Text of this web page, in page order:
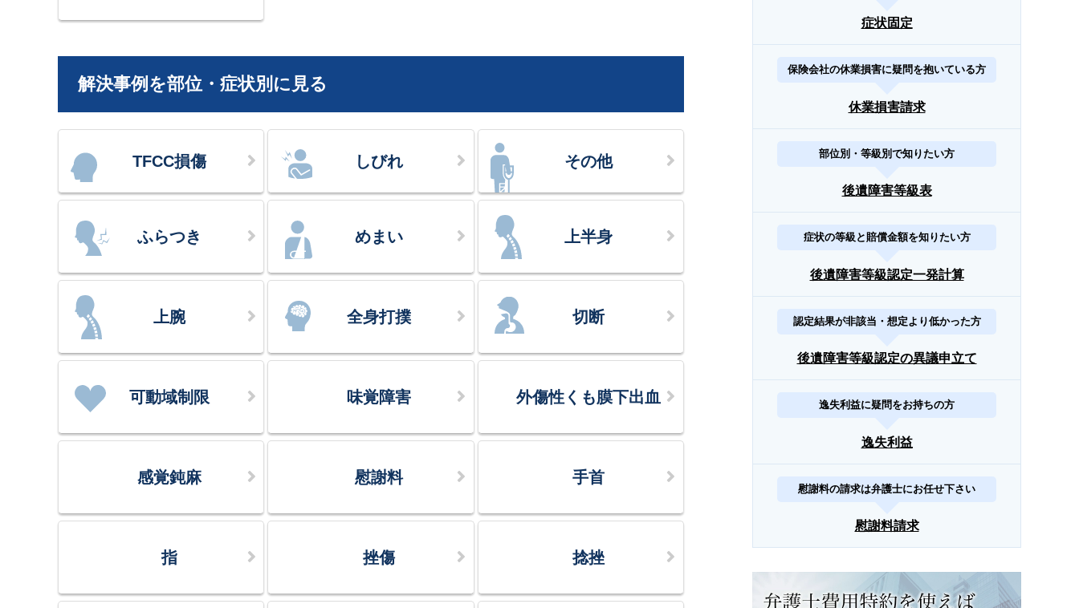
解決事例を部位・症状別に見る
TFCC損傷 しびれ その他
ふらつき めまい 上半身
上腕 全身打撲 切断
可動域制限 味覚障害 外傷性くも膜下出血
感覚鈍麻 慰謝料 手首
指 挫傷 捻挫
症状固定
保険会社の休業損害に疑問を抱いている方
休業損害請求
部位別・等級別で知りたい方
後遺障害等級表
症状の等級と賠償金額を知りたい方
後遺障害等級認定一発計算
認定結果が非該当・想定より低かった方
後遺障害等級認定の異議申立て
逸失利益に疑問をお持ちの方
逸失利益
慰謝料の請求は弁護士にお任せ下さい
慰謝料請求